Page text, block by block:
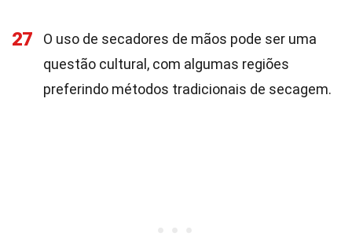
27
O uso de secadores de mãos pode ser uma
questão cultural, com algumas regiões
preferindo métodos tradicionais de secagem.